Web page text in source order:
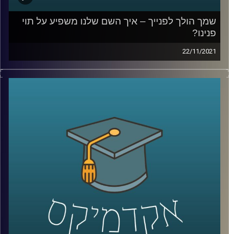
קרדיט תמונות:AudioVersity
שמך הולך לפנייך – איך השם שלנו משפיע על תוי
פנינו?
22/11/2021
מכירים את זאת שאתם לא מצליחים לזכור את שמה כי זה
פשוט לא מתאים לה, או את זה שכולם קוראים לו בכינוי שלו
לבין השם שלנו, קשר כזה שגם מחשבים (AI) יכולים לזהות.
בפרק זה תתארח ד"ר יונת צובנר, מבית הספר למנהל עסקים
לדבר על שמות, תוי פנים ומה שבינהם.
לשיחה עם ד"ר יונת צובנר על שיווק מותאם (מידי) אישית –